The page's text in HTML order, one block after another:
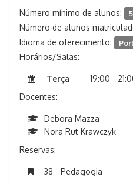
Número mínimo de alunos: 5
Número de alunos
Idioma de oferecimento:
Horários/Salas:
Terça 19:00 -
Docentes:
Debora Mazza
Nora Rut Krawczyk
Reservas:
38 - Pedagogia